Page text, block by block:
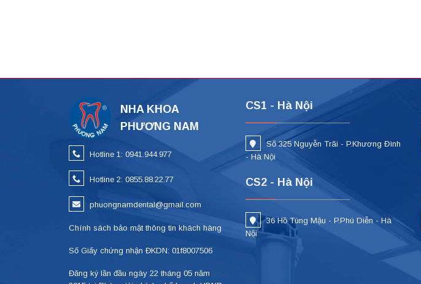
NHA KHOA
PHƯƠNG NAM
Hotline 1: 0941.944.977
Hotline 2: 0855.88.22.77
phuongnamdental@gmail.com
Chính sách bảo mật thông tin khách hàng
Số Giấy chứng nhận ĐKDN: 01f8007506
Đăng ký lần đầu ngày 22 tháng 05 năm
CS1 - Hà Nội
Số 325 Nguyễn Trãi - P.Khương Đình
- Hà Nội
CS2 - Hà Nội
36 Hồ Tùng Mậu - P.Phú Diễn - Hà
Nội